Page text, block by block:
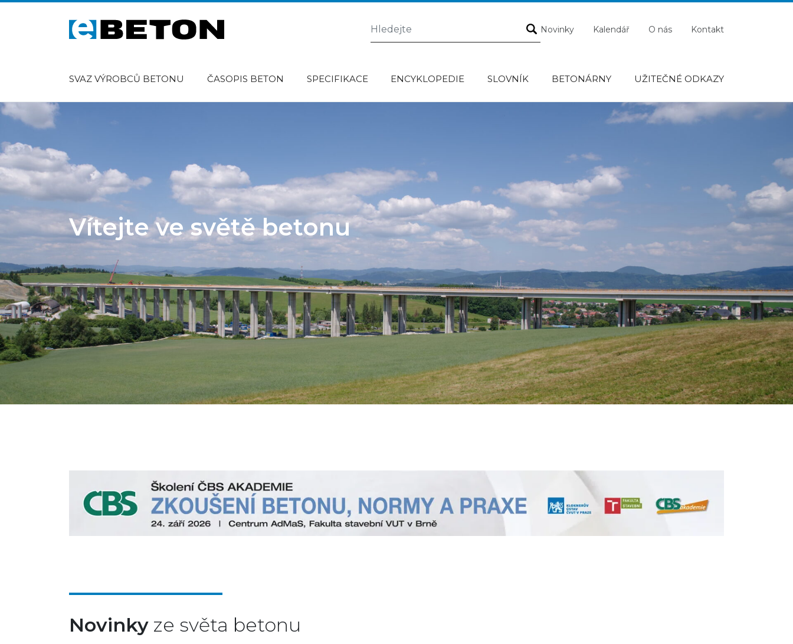
Novinky Kalendář O nás Kontakt
SVAZ VÝROBCŮ BETONU ČASOPIS BETON SPECIFIKACE ENCYKLOPEDIE SLOVNÍK BETONÁRNY UŽITEČNÉ ODKAZY
Vítejte ve světě betonu
Novinky ze světa betonu